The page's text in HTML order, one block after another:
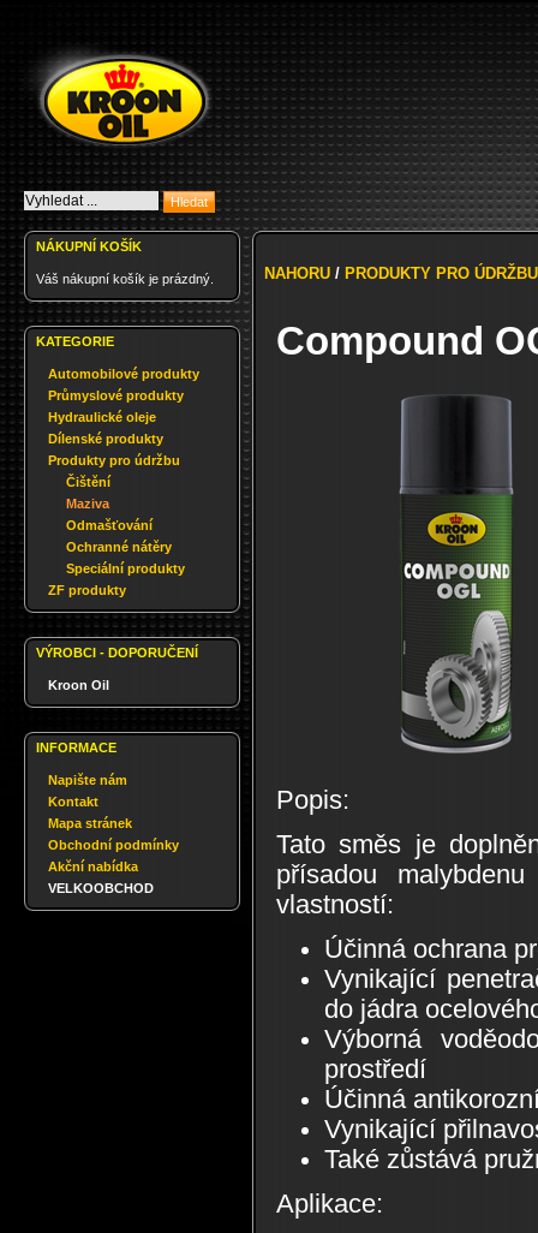
NÁKUPNÍ KOŠÍK
Váš nákupní košík je prázdný.
KATEGORIE
Automobilové produkty
Průmyslové produkty
Hydraulické oleje
Dílenské produkty
Produkty pro údržbu
Čištění
Maziva
Odmašťování
Ochranné nátěry
Speciální produkty
ZF produkty
VÝROBCI - DOPORUČENÍ
Kroon Oil
INFORMACE
Napište nám
Kontakt
Mapa stránek
Obchodní podmínky
Akční nabídka
VELKOOBCHOD
NAHORU / PRODUKTY PRO ÚDRŽBU
Compound
Popis:
Tato směs je
přísadou
vlastností:
Účinná ochrana
Vynikající
do jádra
Výborná
prostředí
Účinná
Vynikající
Také zůstává
Aplikace: